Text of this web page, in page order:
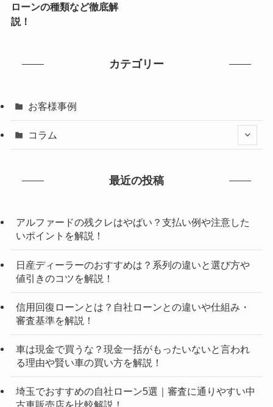
ローンの種類など徹底解
説！
カテゴリー
お客様事例
コラム
最近の投稿
アルファードの残クレはやばい？支払い例や注意した
いポイントを解説！
日産ディーラーのおすすめは？系列の違いと選び方や
値引きのコツを解説！
信用回復ローンとは？自社ローンとの違いや仕組み・
審査基準を解説！
車は現金で買うな？現金一括がもったいないと言われ
る理由や賢い車の買い方を解説！
埼玉でおすすめの自社ローン5選｜審査に通りやすい中
古車販売店を比較解説！